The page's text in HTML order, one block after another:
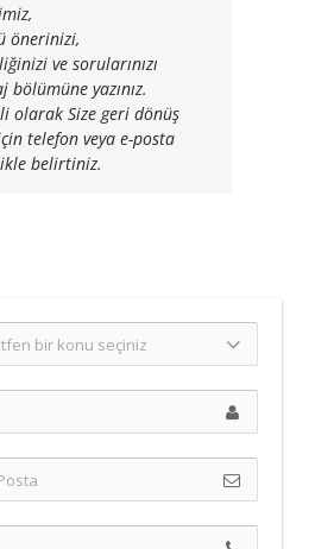
önerinizi,
ve sorularınızı
bölümüne yazınız.
olarak Size geri dönüş
telefon veya e-posta
belirtiniz.